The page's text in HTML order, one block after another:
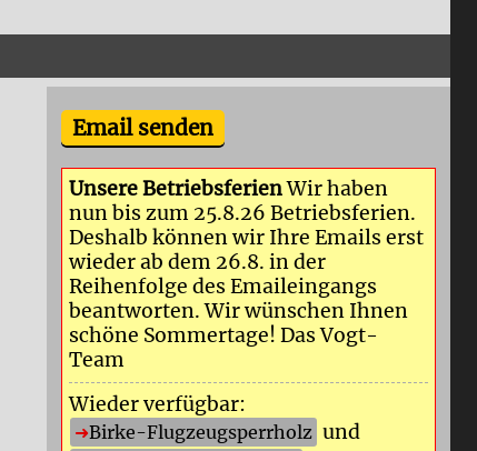
Email senden
Unsere BetriebsferienWir haben
nun bis zum 25.8.26 Betriebsferien.
Deshalb können wir Ihre Emails erst
wieder ab dem 26.8. in der
Reihenfolge des Emaileingangs
beantworten. Wir wünschen Ihnen
schöne Sommertage! Das Vogt-
Team
Wieder verfügbar:
Birke-Flugzeugsperrholz und